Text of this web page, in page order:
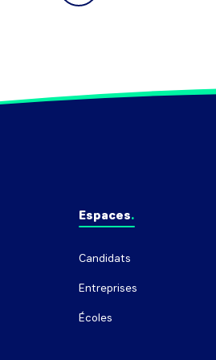
Espaces
Candidats
Entreprises
Écoles